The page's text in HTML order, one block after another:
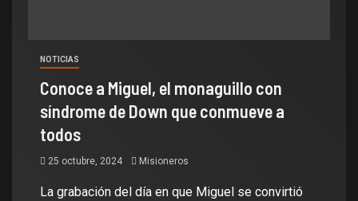
NOTICIAS
Conoce a Miguel, el monaguillo con
síndrome de Down que conmueve a
todos
25 octubre, 2024 Misioneros
La grabación del día en que Miguel se convirtió